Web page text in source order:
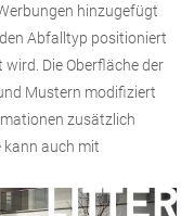
hinzugefügt
Abfalltyp positioniert
Die Oberfläche der
Mustern modifiziert
zusätzlich
kann auch mit